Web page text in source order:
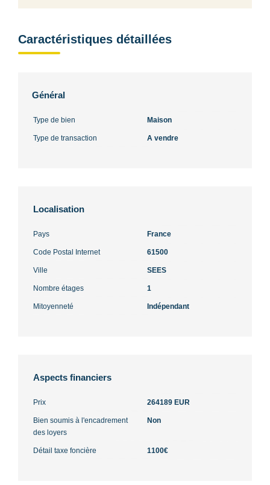
Caractéristiques détaillées
Général
Type de bien Maison
Type de transaction A vendre
Localisation
Pays France
Code Postal Internet 61500
Ville SEES
Nombre étages 1
Mitoyenneté Indépendant
Aspects financiers
Prix 264189 EUR
Bien soumis à l'encadrement
des loyers
Non
Détail taxe foncière 1100€